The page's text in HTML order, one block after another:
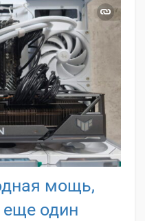
мощь,
еще один